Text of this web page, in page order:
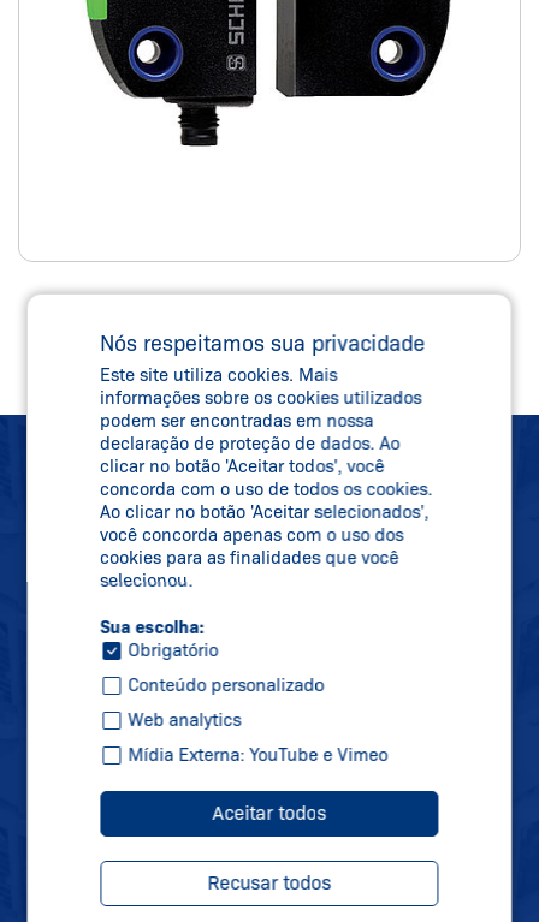
SCHMERSAL
NEWSLETTER
MANTENHA-SE
ATUALIZADO
Se inscreva em nossa newsletter e receba
todas as informações sobre novidades,
datas de feiras e novos produtos
diretamente na sua caixa de correio.
Nós respeitamos sua privacidade
Este site utiliza cookies. Mais
informações sobre os cookies utilizados
podem ser encontradas em nossa
declaração de proteção de dados. Ao
clicar no botão 'Aceitar todos', você
concorda com o uso de todos os cookies.
Ao clicar no botão 'Aceitar selecionados',
você concorda apenas com o uso dos
cookies para as finalidades que você
selecionou.
Sua escolha:
Obrigatório
Conteúdo personalizado
Web analytics
Mídia Externa: YouTube e Vimeo
Aceitar todos
Recusar todos